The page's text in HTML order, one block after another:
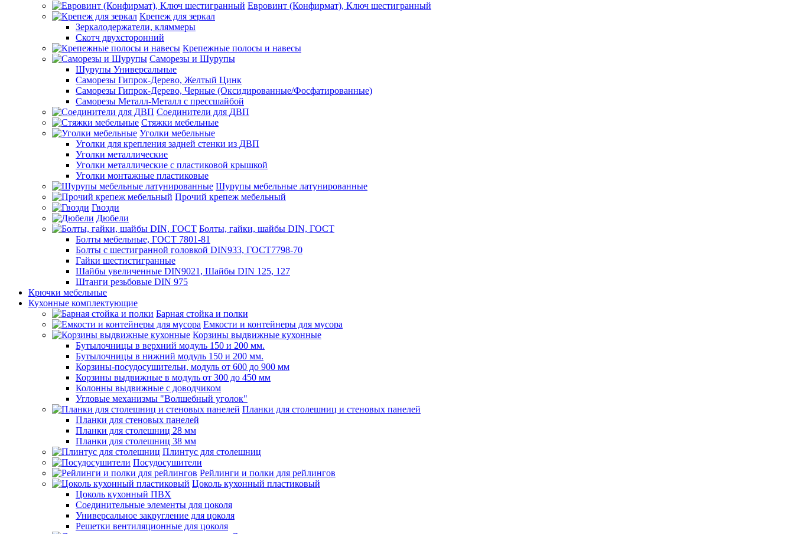
Евровинт (Конфирмат), Ключ шестигранный
Крепеж для зеркал
Зеркалодержатели, кляммеры
Скотч двухсторонний
Крепежные полосы и навесы
Саморезы и Шурупы
Шурупы Универсальные
Саморезы Гипрок-Дерево, Желтый Цинк
Саморезы Гипрок-Дерево, Черные (Оксидированные/Фосфатированные)
Саморезы Металл-Металл с прессшайбой
Соединители для ДВП
Стяжки мебельные
Уголки мебельные
Уголки для крепления задней стенки из ДВП
Уголки металлические
Уголки металлические с пластиковой крышкой
Уголки монтажные пластиковые
Шурупы мебельные латунированные
Прочий крепеж мебельный
Гвозди
Дюбели
Болты, гайки, шайбы DIN, ГОСТ
Болты мебельные, ГОСТ 7801-81
Болты с шестигранной головкой DIN933, ГОСТ7798-70
Гайки шестистигранные
Шайбы увеличенные DIN9021, Шайбы DIN 125, 127
Штанги резьбовые DIN 975
Крючки мебельные
Кухонные комплектующие
Барная стойка и полки
Емкости и контейнеры для мусора
Корзины выдвижные кухонные
Бутылочницы в верхний модуль 150 и 200 мм.
Бутылочницы в нижний модуль 150 и 200 мм.
Корзины-посудосушительи, модуль от 600 до 900 мм
Корзины выдвижные в модуль от 300 до 450 мм
Колонны выдвижные с доводчиком
Угловые механизмы "Волшебный уголок"
Планки для столешниц и стеновых панелей
Планки для стеновых панелей
Планки для столешниц 28 мм
Планки для столешниц 38 мм
Плинтус для столешниц
Посудосушители
Рейлинги и полки для рейлингов
Цоколь кухонный пластиковый
Цоколь кухонный ПВХ
Соединительные элементы для цоколя
Универсальное закругление для цоколя
Решетки вентиляционные для цоколя